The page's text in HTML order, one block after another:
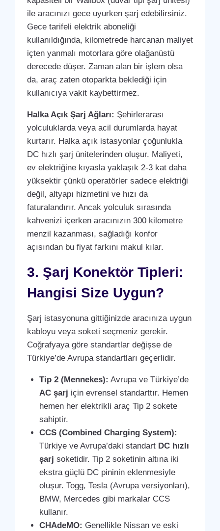
ile aracınızı gece uyurken şarj edebilirsiniz.
Gece tarifeli elektrik aboneliği
kullanıldığında, kilometrede harcanan maliyet
içten yanmalı motorlara göre olağanüstü
derecede düşer. Zaman alan bir işlem olsa
da, araç zaten otoparkta beklediği için
kullanıcıya vakit kaybettirmez.
Halka Açık Şarj Ağları: Şehirlerarası
yolculuklarda veya acil durumlarda hayat
kurtarır. Halka açık istasyonlar çoğunlukla
DC hızlı şarj ünitelerinden oluşur. Maliyeti,
ev elektriğine kıyasla yaklaşık 2-3 kat daha
yüksektir çünkü operatörler sadece elektriği
değil, altyapı hizmetini ve hızı da
faturalandırır. Ancak yolculuk sırasında
kahvenizi içerken aracınızın 300 kilometre
menzil kazanması, sağladığı konfor
açısından bu fiyat farkını makul kılar.
3. Şarj Konektör Tipleri:
Hangisi Size Uygun?
Şarj istasyonuna gittiğinizde aracınıza uygun
kabloyu veya soketi seçmeniz gerekir.
Coğrafyaya göre standartlar değişse de
Türkiye’de Avrupa standartları geçerlidir.
Tip 2 (Mennekes): Avrupa ve Türkiye’de
AC şarj için evrensel standarttır. Hemen
hemen her elektrikli araç Tip 2 sokete
sahiptir.
CCS (Combined Charging System):
Türkiye ve Avrupa’daki standart DC hızlı
şarj soketidir. Tip 2 soketinin altına iki
ekstra güçlü DC pininin eklenmesiyle
oluşur. Togg, Tesla (Avrupa versiyonları),
BMW, Mercedes gibi markalar CCS
kullanır.
CHAdeMO: Genellikle Nissan ve eski